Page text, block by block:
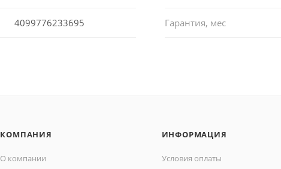
4099776233695 Гарантия, мес
КОМПАНИЯ
О компании
ИНФОРМАЦИЯ
Условия оплаты